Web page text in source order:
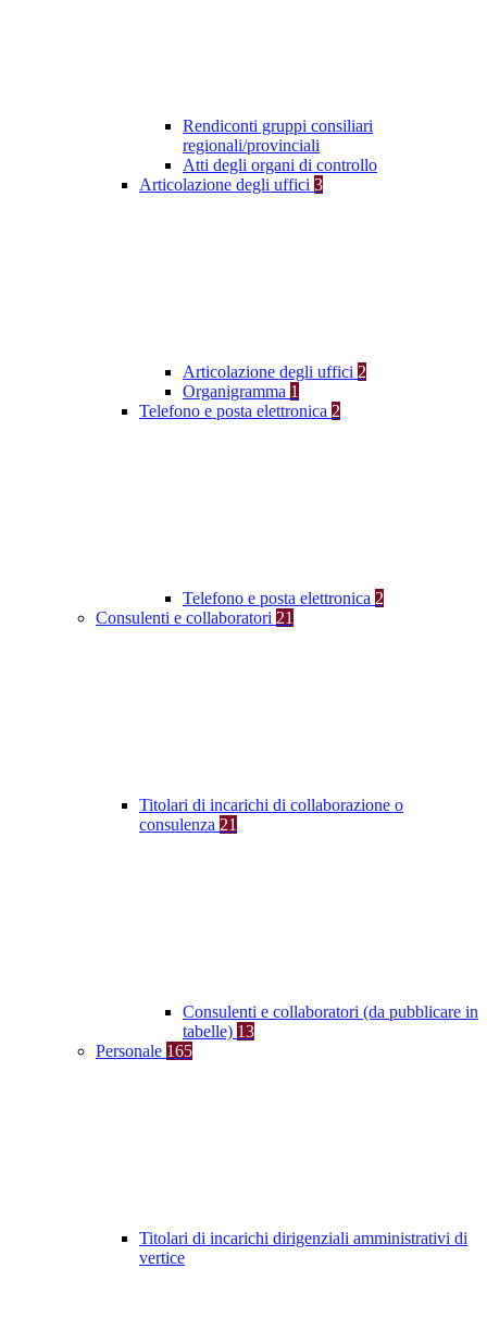
Rendiconti gruppi consiliari
regionali/provinciali
Atti degli organi di controllo
Articolazione degli uffici 3
Articolazione degli uffici 2
Organigramma 1
Telefono e posta elettronica 2
Telefono e posta elettronica 2
Consulenti e collaboratori 21
Titolari di incarichi di collaborazione o
consulenza 21
Consulenti e collaboratori (da pubblicare in
tabelle) 13
Personale 165
Titolari di incarichi dirigenziali amministrativi di
vertice